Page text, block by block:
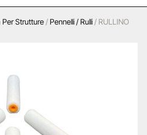
Per Strutture/Pennelli / Rulli/ RULLINO